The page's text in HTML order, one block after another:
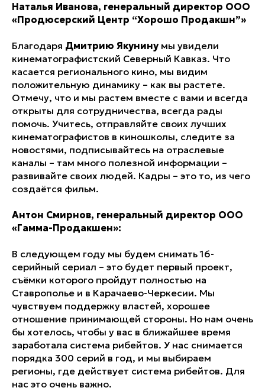
Наталья Иванова, генеральный директор ООО
«Продюсерский Центр “Хорошо Продакшн”»
Благодаря Дмитрию Якунинумы увидели
кинематографистский Северный Кавказ. Что
касается регионального кино, мы видим
положительную динамику – как вы растете.
Отмечу, что и мы растем вместе с вами и всегда
открыты для сотрудничества, всегда рады
помочь. Учитесь, отправляйте своих лучших
кинематографистов в киношколы, следите за
новостями, подписывайтесь на отраслевые
каналы – там много полезной информации –
развивайте своих людей. Кадры – это то, из чего
создаётся фильм.
Антон Смирнов, генеральный директор ООО
«Гамма-Продакшен»:
В следующем году мы будем снимать 16-
серийный сериал – это будет первый проект,
съёмки которого пройдут полностью на
Ставрополье и в Карачаево-Черкесии. Мы
чувствуем поддержку властей, хорошее
отношение принимающей стороны. Но нам очень
бы хотелось, чтобы у вас в ближайшее время
заработала система рибейтов. У нас снимается
порядка 300 серий в год, и мы выбираем
регионы, где действует система рибейтов. Для
нас это очень важно.